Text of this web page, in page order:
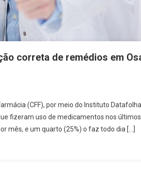
correta de remédios em
(CFF), por meio do Instituto
fizeram uso de medicamentos nos
mês, e um quarto (25%) o faz todo dia […]